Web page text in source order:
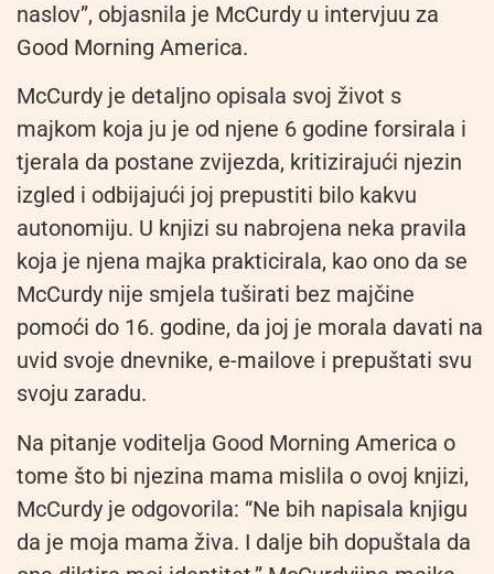
naslov”, objasnila je McCurdy u intervjuu za
Good Morning America.
McCurdy je detaljno opisala svoj život s
majkom koja ju je od njene 6 godine forsirala i
tjerala da postane zvijezda, kritizirajući njezin
izgled i odbijajući joj prepustiti bilo kakvu
autonomiju. U knjizi su nabrojena neka pravila
koja je njena majka prakticirala, kao ono da se
McCurdy nije smjela tuširati bez majčine
pomoći do 16. godine, da joj je morala davati na
uvid svoje dnevnike, e-mailove i prepuštati svu
svoju zaradu.
Na pitanje voditelja Good Morning America o
tome što bi njezina mama mislila o ovoj knjizi,
McCurdy je odgovorila: “Ne bih napisala knjigu
da je moja mama živa. I dalje bih dopuštala da